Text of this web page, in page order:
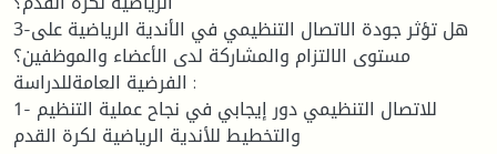
3-هل تؤثر جودة الاتصال التنظيمي في الأندية الرياضية على
مستوى الالتزام والمشاركة لدى الأعضاء والموظفين؟
الفرضية العامةللدراسة :
1- للاتصال التنظيمي دور إيجابي في نجاح عملية التنظيم
والتخطيط للأندية الرياضية لكرة القدم